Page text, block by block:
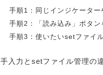
手順1：同じインジケータ
手順2：「読み込み」ボタン
手順3：使いたいsetファイ
手入力とsetファイル管理の